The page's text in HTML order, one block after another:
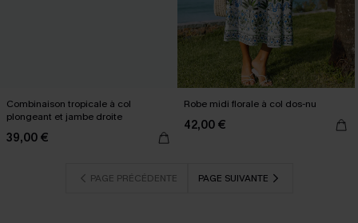
Combinaison tropicale à col
plongeant et jambe droite
39,00 €
Robe midi florale à col dos-nu
42,00 €
PAGE PRÉCÉDENTE PAGE SUIVANTE